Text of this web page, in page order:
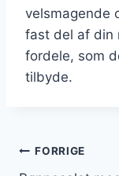
velsmagende
fast del af din
fordele, som
tilbyde.
FORRIGE